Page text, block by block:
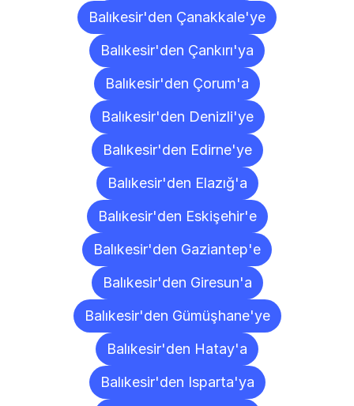
Balıkesir'den Çanakkale'ye
Balıkesir'den Çankırı'ya
Balıkesir'den Çorum'a
Balıkesir'den Denizli'ye
Balıkesir'den Edirne'ye
Balıkesir'den Elazığ'a
Balıkesir'den Eskişehir'e
Balıkesir'den Gaziantep'e
Balıkesir'den Giresun'a
Balıkesir'den Gümüşhane'ye
Balıkesir'den Hatay'a
Balıkesir'den Isparta'ya